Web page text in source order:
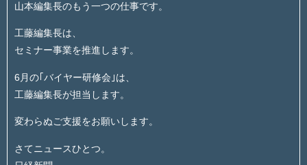
山本編集長のもう一つの仕事です。
工藤編集長は、
セミナー事業を推進します。
6月の｢バイヤー研修会｣は、
工藤編集長が担当します。
変わらぬご支援をお願いします。
さてニュースひとつ。